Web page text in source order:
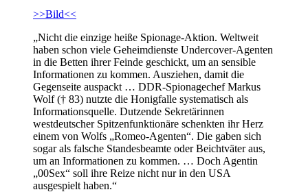
>>Bild<<
„Nicht die einzige heiße Spionage-Aktion. Weltweit
haben schon viele Geheimdienste Undercover-Agenten
in die Betten ihrer Feinde geschickt, um an sensible
Informationen zu kommen. Ausziehen, damit die
Gegenseite auspackt … DDR-Spionagechef Markus
Wolf († 83) nutzte die Honigfalle systematisch als
Informationsquelle. Dutzende Sekretärinnen
westdeutscher Spitzenfunktionäre schenkten ihr Herz
einem von Wolfs „Romeo-Agenten“. Die gaben sich
sogar als falsche Standesbeamte oder Beichtväter aus,
um an Informationen zu kommen. … Doch Agentin
„00Sex“ soll ihre Reize nicht nur in den USA
ausgespielt haben.“